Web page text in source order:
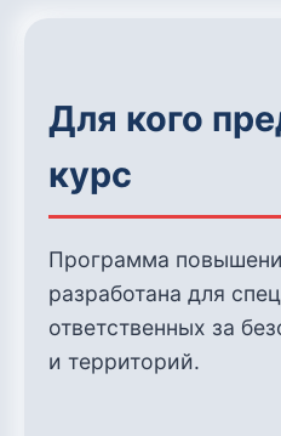
Для кого
курс
Программа
разработана для
ответственных за
и территорий.